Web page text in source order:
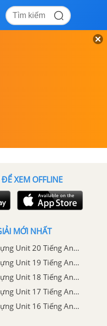
XEM OFFLINE
MỚI NHẤT
Luyện tập từ vựng Unit 20 Tiếng Anh 5 mới
Luyện tập từ vựng Unit 19 Tiếng Anh 5 mới
Luyện tập từ vựng Unit 18 Tiếng Anh 5 mới
Luyện tập từ vựng Unit 17 Tiếng Anh 5 mới
Luyện tập từ vựng Unit 16 Tiếng Anh 5 mới